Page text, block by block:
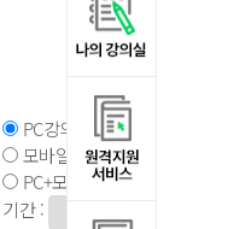
PC강의
모바일강의
PC+모바일강의
기간 :